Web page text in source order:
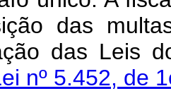
das
das Leis
nº 5.452, de